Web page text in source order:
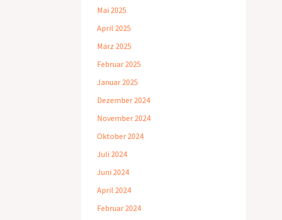
Mai 2025
April 2025
März 2025
Februar 2025
Januar 2025
Dezember 2024
November 2024
Oktober 2024
Juli 2024
Juni 2024
April 2024
Februar 2024